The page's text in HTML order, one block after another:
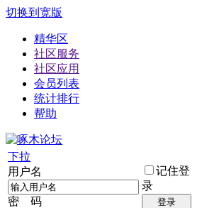
切换到宽版
精华区
社区服务
社区应用
会员列表
统计排行
帮助
下拉
用户名
密 码
记住登
录
登录